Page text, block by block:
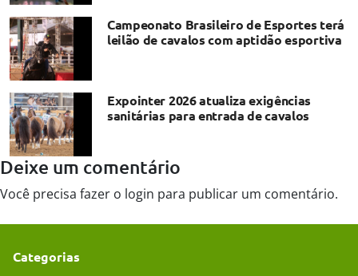
Campeonato Brasileiro de Esportes terá
leilão de cavalos com aptidão esportiva
Expointer 2026 atualiza exigências
sanitárias para entrada de cavalos
Deixe um comentário
Você precisa fazer o login para publicar um comentário.
Categorias